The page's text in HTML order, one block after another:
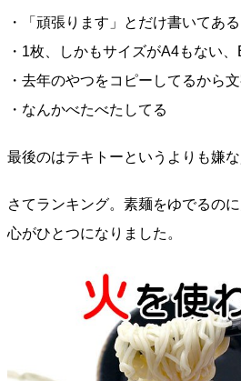
・「頑張ります」とだけ書いてある
・1枚、しかもサイズがA4もない
・去年のやつをコピーしてるから
・なんかべたべたしてる
最後のはテキトーというよりも嫌な
さてランキング。素麺をゆでるの
心がひとつになりました。